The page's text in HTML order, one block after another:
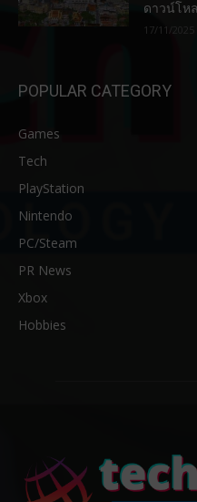
ดาวน์โห
17/11/2025
POPULAR CATEGORY
Games
Tech
PlayStation
Nintendo
PC/Steam
PR News
Xbox
Hobbies